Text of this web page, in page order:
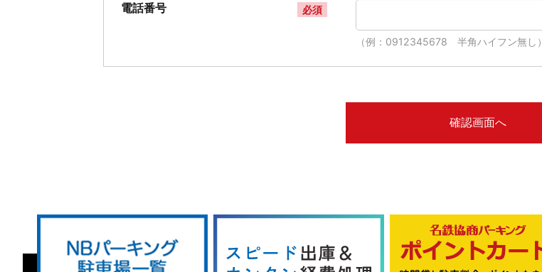
電話番号 必須
（例：0912345678 半角ハイフン無し）